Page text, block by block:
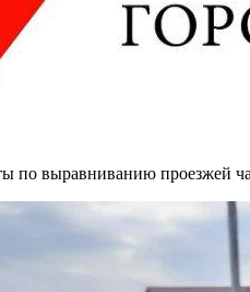
по выравниванию проезжей